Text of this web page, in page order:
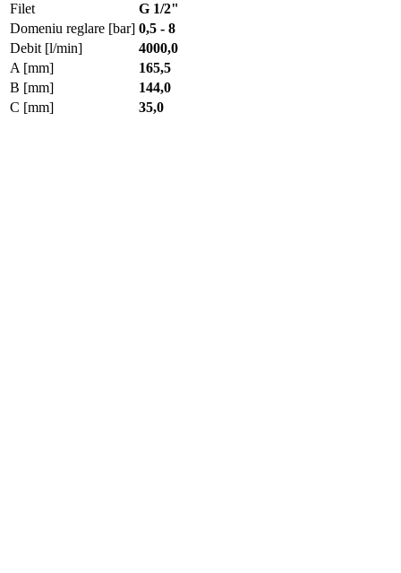
Filet
G 1/2"
Domeniu reglare [bar] 0,5 - 8
Debit [l/min]
4000,0
A [mm]
165,5
B [mm]
144,0
C [mm]
35,0